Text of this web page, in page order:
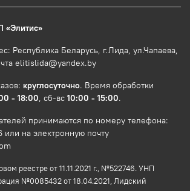
«Элитис»
Республика Беларусь, г.Лида, ул.Чапаева,
elitislida@yandex.by
круглосуточно. Время обработки
- 18:00, сб-вс 10:00 - 15:00.
принимаются по номеру телефона:
на электронную почту
реестре от 11.11.2021 г., №522746. УНП
№0085432 от 18.04.2021, Лидский